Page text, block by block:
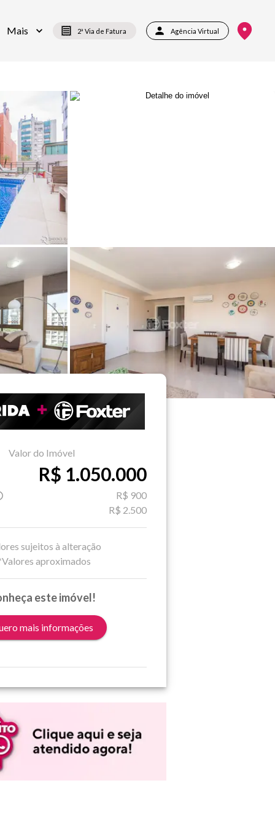
Mais 2ª Via de Fatura Agência Virtual
Valor do Imóvel
R$ 1.050.000
R$ 900
R$ 2.500
sujeitos à alteração
aproximados
este imóvel!
mais informações